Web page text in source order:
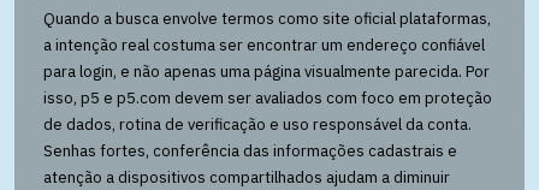
Quando a busca envolve termos como site oficial plataformas,
a intenção real costuma ser encontrar um endereço confiável
para login, e não apenas uma página visualmente parecida. Por
isso, p5 e p5.com devem ser avaliados com foco em proteção
de dados, rotina de verificação e uso responsável da conta.
Senhas fortes, conferência das informações cadastrais e
atenção a dispositivos compartilhados ajudam a diminuir